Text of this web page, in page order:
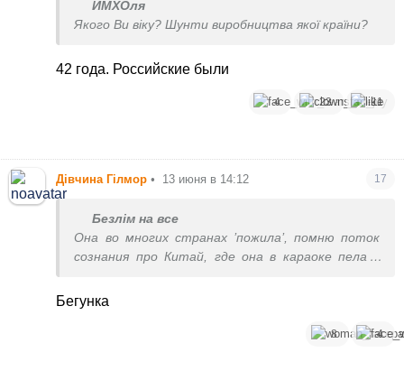
ИМХОля
Якого Ви віку? Шунти виробництва якої країни?
42 года. Российские были
4 23 11
Дівчина Гілмор • 13 июня в 14:12 17
Безлім на все
Она во многих странах ’пожила’, помню поток
сознания про Китай, где она в караоке пела в
Бегунка
8 4